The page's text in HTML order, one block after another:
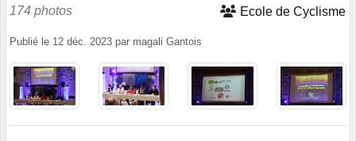
174 photos Ecole de Cyclisme
Publié le 12 déc. 2023 par magali Gantois